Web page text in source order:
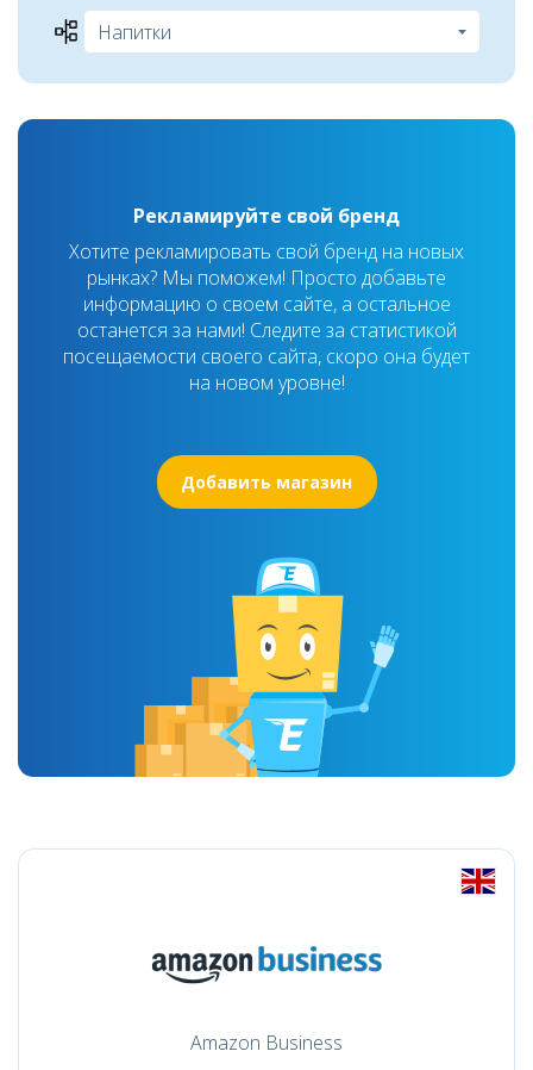
Рекламируйте свой бренд
Хотите рекламировать свой бренд на новых
рынках? Мы поможем! Просто добавьте
информацию о своем сайте, а остальное
останется за нами! Следите за статистикой
посещаемости своего сайта, скоро она будет
на новом уровне!
Добавить магазин
Amazon Business